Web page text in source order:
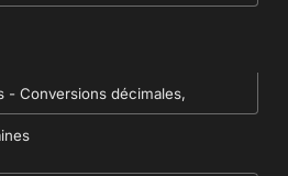
- Conversions décimales,